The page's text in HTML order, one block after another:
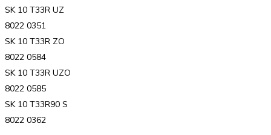
SK 10 T33R UZ
8022 0351
SK 10 T33R ZO
8022 0584
SK 10 T33R UZO
8022 0585
SK 10 T33R90 S
8022 0362